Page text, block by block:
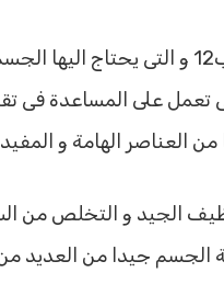
تعمل على المساعدة فى
بنسبة تصل الى حوالى 5%و التى تعد أنها
الجيد و التخلص من
الجسم جيدا من العديد